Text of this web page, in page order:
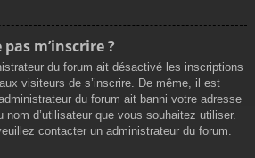
m’inscrire ?
du forum ait désactivé les inscriptions
visiteurs de s’inscrire. De même, il est
du forum ait banni votre adresse
nom d’utilisateur que vous souhaitez utiliser.
contacter un administrateur du forum.